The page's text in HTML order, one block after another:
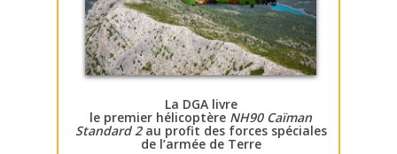
La DGA livre
le premier hélicoptère NH90 Caïman
Standard 2au profit des forces spéciales
de l’armée de Terre